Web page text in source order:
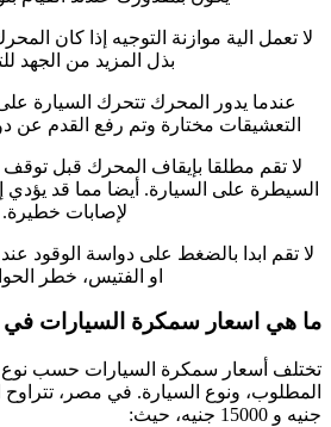
لا تعمل الية موازنة التوجيه إذا كان
بذل المزيد من الجهد
عندما يدور المحرك تتحرك السيارة
التعشيقات مختارة وتم رفع القدم عن
لا تقم مطلقا بإيقاف المحرك قبل توقف
السيطرة على السيارة. أيضا مما قد
لإصابات خطيرة.
لا تقم ابدا بالضغط على دواسة الوقود
او الفتيس، خطر
ما هي اسعار سمكرة السيارات في
تختلف أسعار سمكرة السيارات حسب نوع
جنيه و 15000 جنيه، حيث: